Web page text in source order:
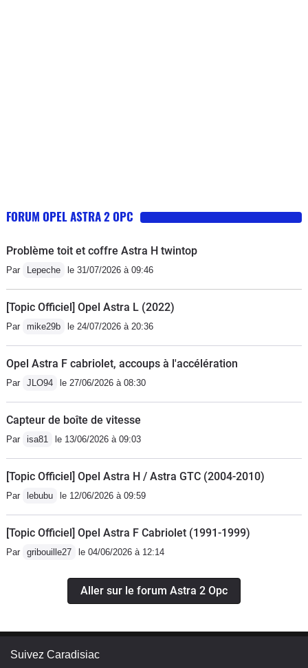
FORUM OPEL ASTRA 2 OPC
Problème toit et coffre Astra H twintop
Par Lepeche le 31/07/2026 à 09:46
[Topic Officiel] Opel Astra L (2022)
Par mike29b le 24/07/2026 à 20:36
Opel Astra F cabriolet, accoups à l'accélération
Par JLO94 le 27/06/2026 à 08:30
Capteur de boîte de vitesse
Par isa81 le 13/06/2026 à 09:03
[Topic Officiel] Opel Astra H / Astra GTC (2004-2010)
Par lebubu le 12/06/2026 à 09:59
[Topic Officiel] Opel Astra F Cabriolet (1991-1999)
Par gribouille27 le 04/06/2026 à 12:14
Aller sur le forum Astra 2 Opc
Suivez Caradisiac